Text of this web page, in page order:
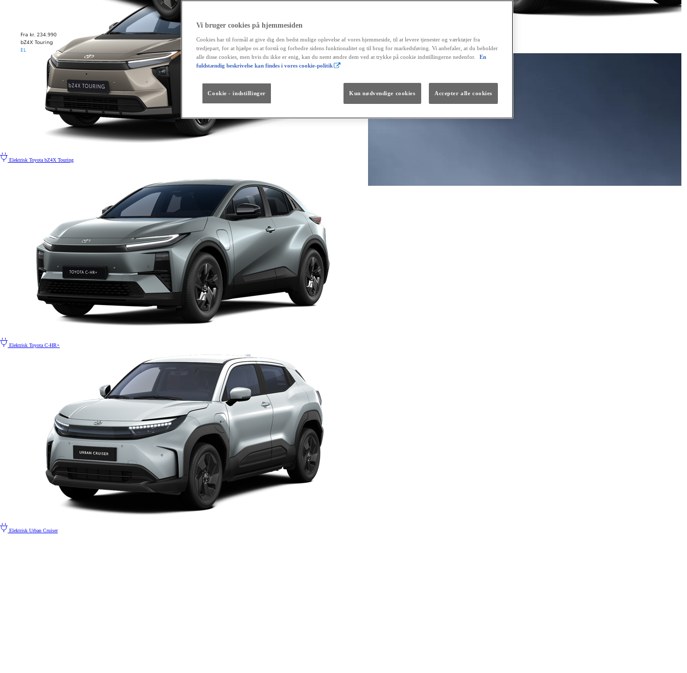
Fra kr. 234.990
bZ4X Touring
EL
Den nye GR GT
The soul lives on.
Elektrisk Toyota bZ4X Touring
Elektrisk Toyota C-HR+
Elektrisk Urban Cruiser
Vi bruger cookies på hjemmesiden
Cookies har til formål at give dig den bedst mulige oplevelse af vores hjemmeside, til at levere tjenester og værktøjer fra
tredjepart, for at hjælpe os at forstå og forbedre sidens funktionalitet og til brug for markedsføring. Vi anbefaler, at du beholder
alle disse cookies, men hvis du ikke er enig, kan du nemt ændre dem ved at trykke på cookie indstillingerne nedenfor.
En
fuldstændig beskrivelse kan findes i vores cookie-politik
Cookie - indstillinger Kun nødvendige cookies Accepter alle cookies